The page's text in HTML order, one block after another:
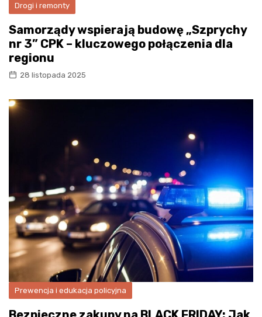
Drogi i remonty
Samorządy wspierają budowę „Szprychy
nr 3” CPK – kluczowego połączenia dla
regionu
28 listopada 2025
Prewencja i edukacja policyjna